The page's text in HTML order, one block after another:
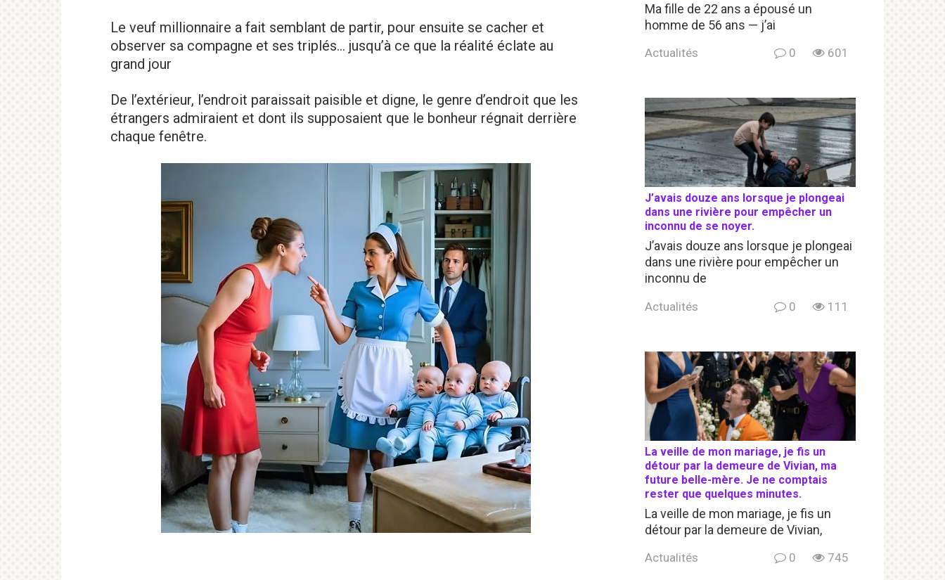
Le veuf millionnaire a fait semblant de partir, pour ensuite se cacher et
observer sa compagne et ses triplés… jusqu’à ce que la réalité éclate au
grand jour
De l’extérieur, l’endroit paraissait paisible et digne, le genre d’endroit que les
étrangers admiraient et dont ils supposaient que le bonheur régnait derrière
chaque fenêtre.
Ma fille de 22 ans a épousé un
homme de 56 ans — j’ai
Actualités 0 601
J’avais douze ans lorsque je plongeai
dans une rivière pour empêcher un
inconnu de se noyer.
J’avais douze ans lorsque je plongeai
dans une rivière pour empêcher un
inconnu de
Actualités 0 111
La veille de mon mariage, je fis un
détour par la demeure de Vivian, ma
future belle-mère. Je ne comptais
rester que quelques minutes.
La veille de mon mariage, je fis un
détour par la demeure de Vivian,
Actualités 0 745